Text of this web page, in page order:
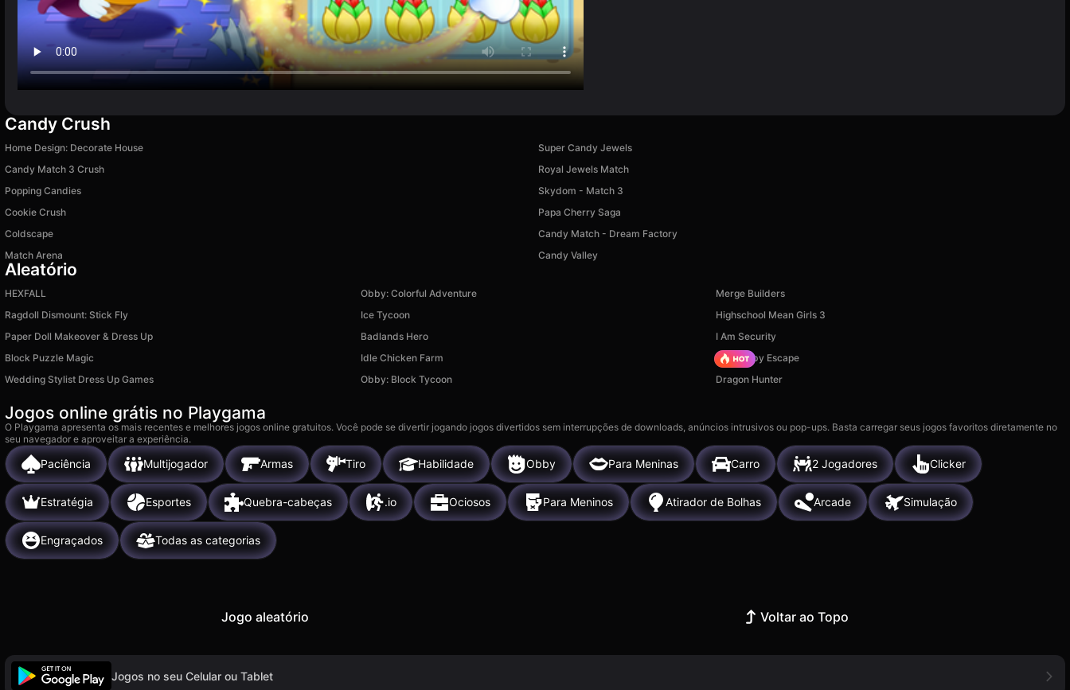
Candy Crush
Home Design: Decorate House
Super Candy Jewels
Candy Match 3 Crush
Royal Jewels Match
Popping Candies
Skydom - Match 3
Cookie Crush
Papa Cherry Saga
Coldscape
Candy Match - Dream Factory
Match Arena
Candy Valley
Aleatório
HEXFALL Obby: Colorful Adventure
Merge Builders
Ragdoll Dismount: Stick Fly
Ice Tycoon
Highschool Mean Girls 3
Paper Doll Makeover & Dress Up
Badlands Hero
I Am Security
Block Puzzle Magic
Idle Chicken Farm
Your Obby Escape
Wedding Stylist Dress Up Games
Obby: Block Tycoon Dragon Hunter
Jogos online grátis no Playgama
O Playgama apresenta os mais recentes e melhores jogos online gratuitos. Você pode se divertir jogando jogos divertidos sem interrupções de downloads, anúncios intrusivos ou pop-ups. Basta carregar seus jogos favoritos diretamente no
seu navegador e aproveitar a experiência.
Paciência Multijogador Armas Tiro Habilidade Obby Para Meninas Carro 2 Jogadores Clicker
Estratégia Esportes Quebra-cabeças .io Ociosos Para Meninos Atirador de Bolhas Arcade Simulação
Engraçados Todas as categorias
Jogo aleatório Voltar ao Topo
Jogos no seu Celular ou Tablet